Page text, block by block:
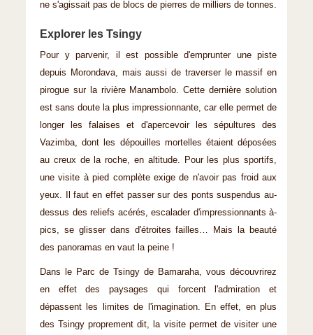
ne s'agissait pas de blocs de pierres de milliers de tonnes.
Explorer les Tsingy
Pour y parvenir, il est possible d'emprunter une piste
depuis Morondava, mais aussi de traverser le massif en
pirogue sur la rivière Manambolo. Cette dernière solution
est sans doute la plus impressionnante, car elle permet de
longer les falaises et d'apercevoir les sépultures des
Vazimba, dont les dépouilles mortelles étaient déposées
au creux de la roche, en altitude. Pour les plus sportifs,
une visite à pied complète exige de n'avoir pas froid aux
yeux. Il faut en effet passer sur des ponts suspendus au-
dessus des reliefs acérés, escalader d'impressionnants à-
pics, se glisser dans d'étroites failles… Mais la beauté
des panoramas en vaut la peine !
Dans le Parc de Tsingy de Bamaraha, vous découvrirez
en effet des paysages qui forcent l'admiration et
dépassent les limites de l'imagination. En effet, en plus
des Tsingy proprement dit, la visite permet de visiter une